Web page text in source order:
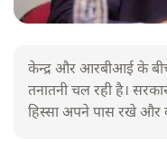
केन्द्र और आरबीआई के
तनातनी चल रही है।
हिस्सा अपने पास रखे और